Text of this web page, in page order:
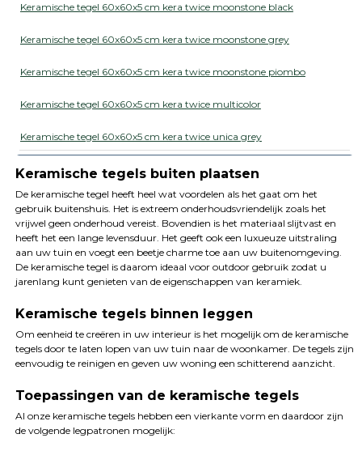
Keramische tegel 60x60x5 cm kera twice moonstone black
Keramische tegel 60x60x5 cm kera twice moonstone grey
Keramische tegel 60x60x5 cm kera twice moonstone piombo
Keramische tegel 60x60x5 cm kera twice multicolor
Keramische tegel 60x60x5 cm kera twice unica grey
Keramische tegels buiten plaatsen
De keramische tegel heeft heel wat voordelen als het gaat om het
gebruik buitenshuis. Het is extreem onderhoudsvriendelijk zoals het
vrijwel geen onderhoud vereist. Bovendien is het materiaal slijtvast en
heeft het een lange levensduur. Het geeft ook een luxueuze uitstraling
aan uw tuin en voegt een beetje charme toe aan uw buitenomgeving.
De keramische tegel is daarom ideaal voor outdoor gebruik zodat u
jarenlang kunt genieten van de eigenschappen van keramiek.
Keramische tegels binnen leggen
Om eenheid te creëren in uw interieur is het mogelijk om de keramische
tegels door te laten lopen van uw tuin naar de woonkamer. De tegels zijn
eenvoudig te reinigen en geven uw woning een schitterend aanzicht.
Toepassingen van de keramische tegels
Al onze keramische tegels hebben een vierkante vorm en daardoor zijn
de volgende legpatronen mogelijk: